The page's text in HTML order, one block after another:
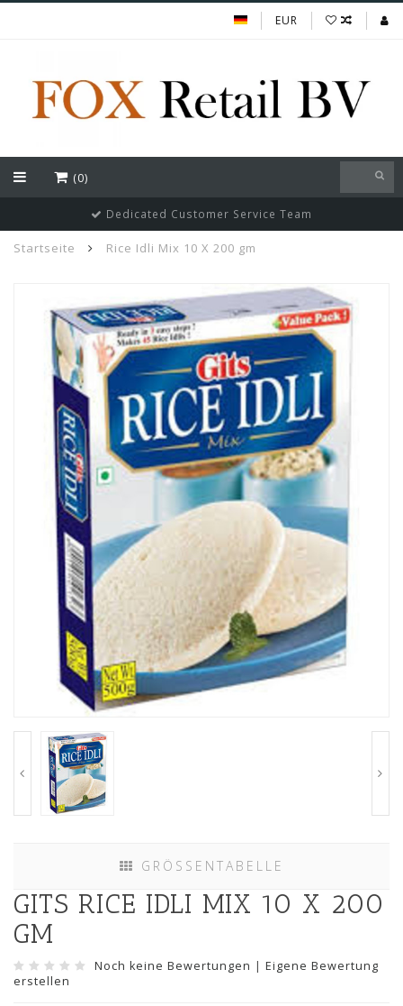
EUR
(0)
Dedicated Customer Service Team
Startseite Rice Idli Mix 10 X 200 gm
GRÖSSENTABELLE
GITS RICE IDLI MIX 10 X 200
GM
Noch keine Bewertungen | Eigene Bewertung
erstellen